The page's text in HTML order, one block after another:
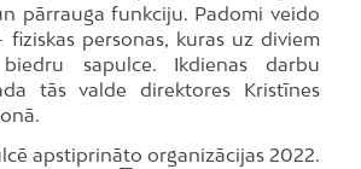
pārrauga funkciju. Padomi veido
personas, kuras uz diviem
sapulce. Ikdienas darbu
tās valde direktores Kristīnes
apstiprināto organizācijas 2022.